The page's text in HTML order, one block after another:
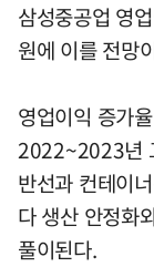
삼성중공업 영
원에 이를 전망
영업이익 증가
2022~2023년
반선과 컨테이
다 생산 안정화
풀이된다.